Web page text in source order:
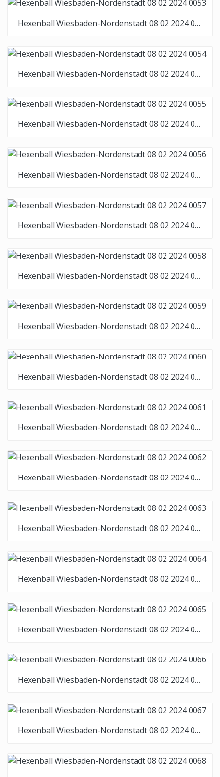
Hexenball Wiesbaden-Nordenstadt 08 02 2024 0053
Hexenball Wiesbaden-Nordenstadt 08 02 2024 0054
Hexenball Wiesbaden-Nordenstadt 08 02 2024 0055
Hexenball Wiesbaden-Nordenstadt 08 02 2024 0056
Hexenball Wiesbaden-Nordenstadt 08 02 2024 0057
Hexenball Wiesbaden-Nordenstadt 08 02 2024 0058
Hexenball Wiesbaden-Nordenstadt 08 02 2024 0059
Hexenball Wiesbaden-Nordenstadt 08 02 2024 0060
Hexenball Wiesbaden-Nordenstadt 08 02 2024 0061
Hexenball Wiesbaden-Nordenstadt 08 02 2024 0062
Hexenball Wiesbaden-Nordenstadt 08 02 2024 0063
Hexenball Wiesbaden-Nordenstadt 08 02 2024 0064
Hexenball Wiesbaden-Nordenstadt 08 02 2024 0065
Hexenball Wiesbaden-Nordenstadt 08 02 2024 0066
Hexenball Wiesbaden-Nordenstadt 08 02 2024 0067